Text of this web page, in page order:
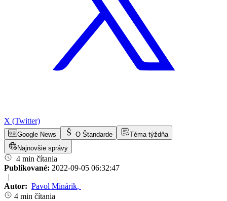
X (Twitter)
Google News O Štandarde
Téma týždňa
Najnovšie správy
4 min čítania
Publikované: 2022-09-05 06:32:47
|
Autor: Pavol Minárik,
4 min čítania